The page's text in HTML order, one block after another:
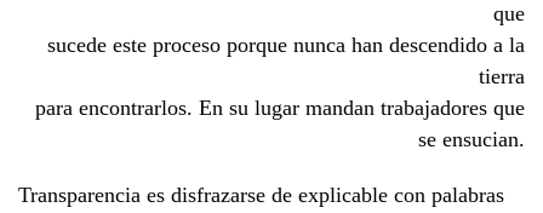
que
sucede este proceso porque nunca han descendido a la
tierra
para encontrarlos. En su lugar mandan trabajadores que
se ensucian.
Transparencia es disfrazarse de explicable con palabras